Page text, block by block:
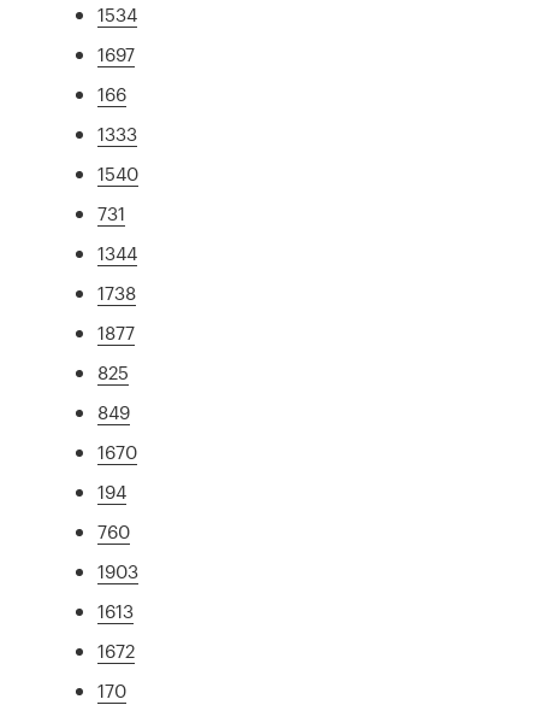
1534
1697
166
1333
1540
731
1344
1738
1877
825
849
1670
194
760
1903
1613
1672
170